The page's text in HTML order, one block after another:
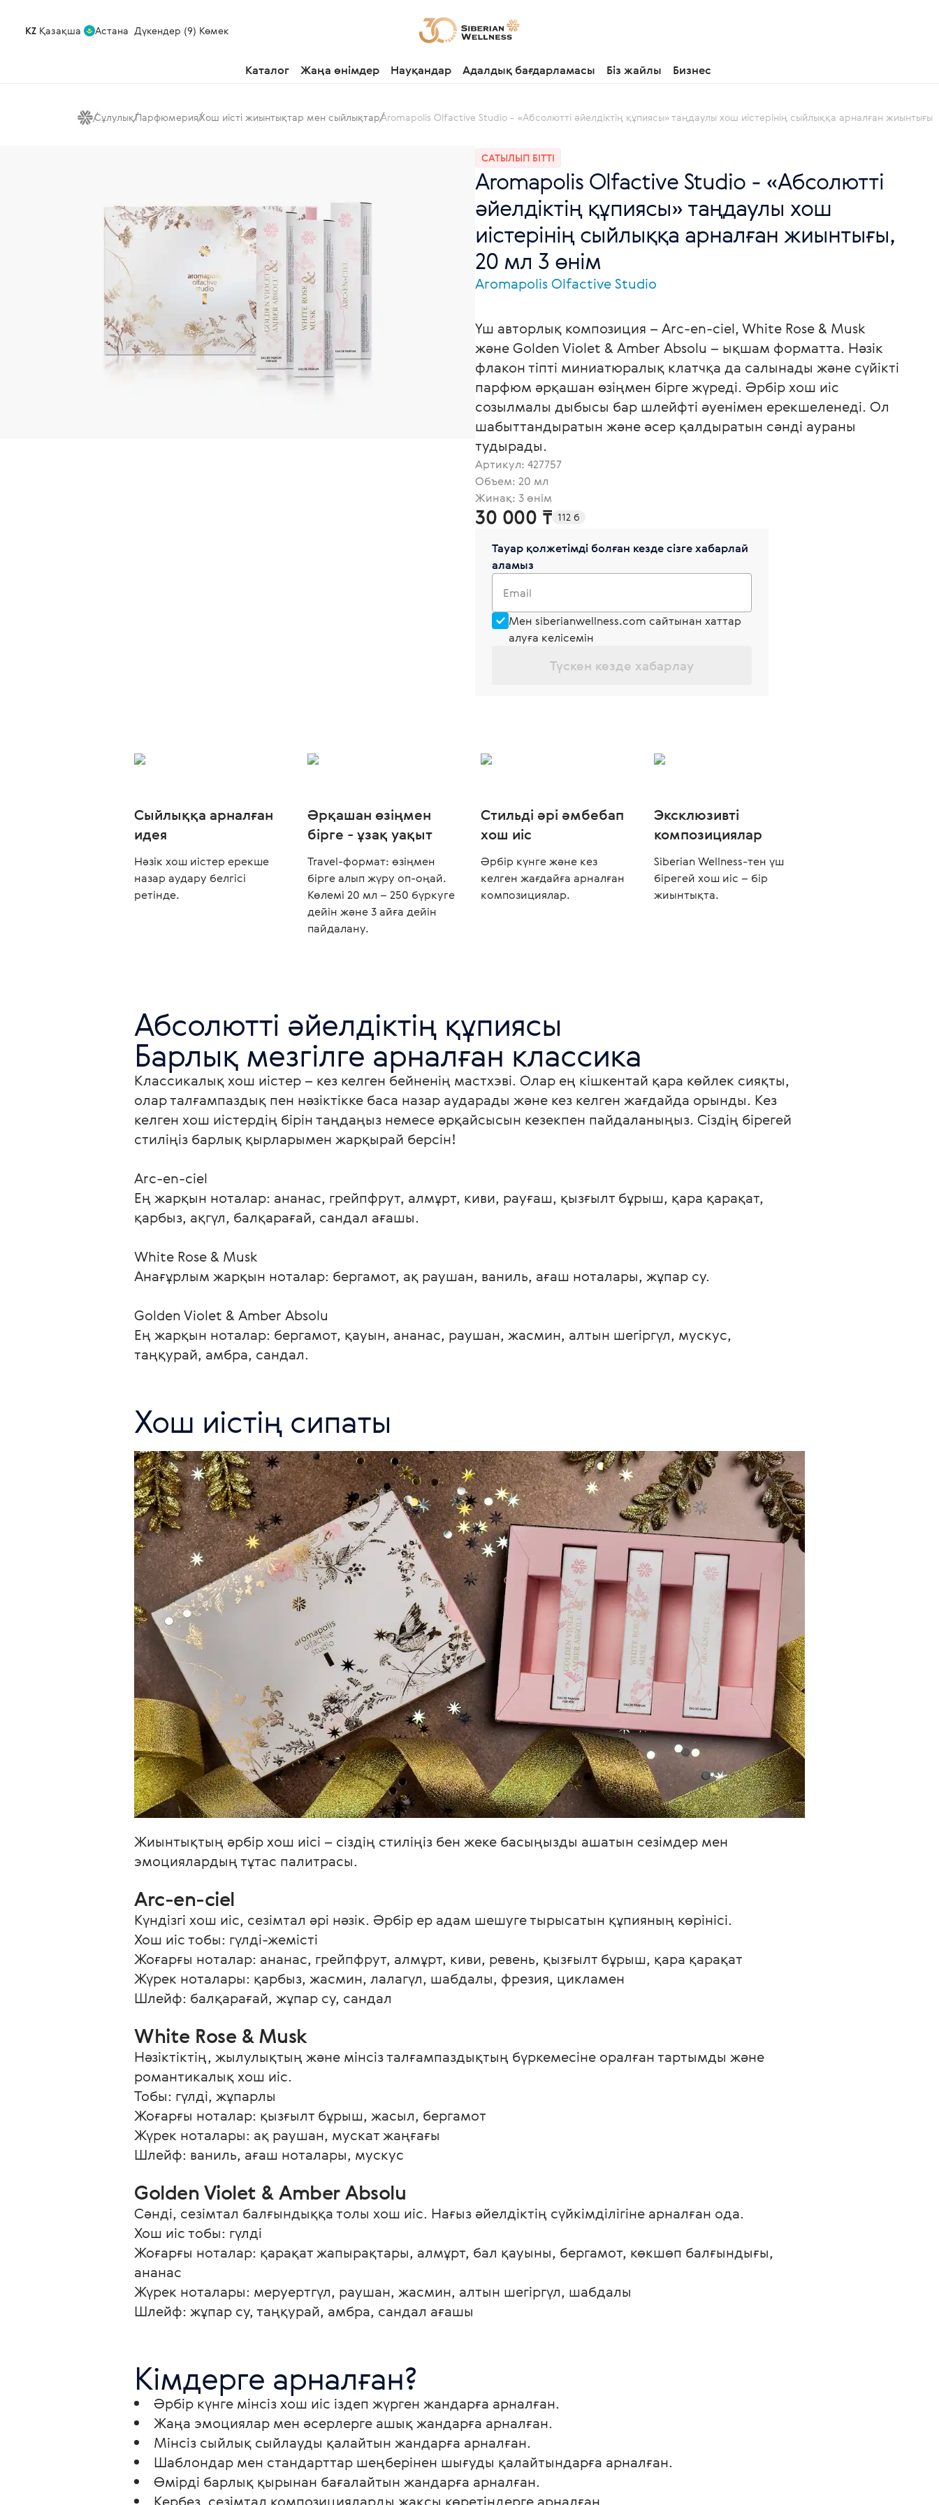
KZ Қазақша Астана Дүкендер (9) Көмек
Каталог Жаңа өнімдер Науқандар Адалдық бағдарламасы Біз жайлы Бизнес
СұлулықПарфюмерияХош иісті жиынтықтар мен сыйлықтарAromapolis Olfactive Studio - «Абсолютті әйелдіктің құпиясы» таңдаулы хош иістерінің сыйлыққа арналған жиынтығы
САТЫЛЫП БІТТІ
Aromapolis Olfactive Studio - «Абсолютті
әйелдіктің құпиясы» таңдаулы хош
иістерінің сыйлыққа арналған жиынтығы,
20 мл 3 өнім
Aromapolis Olfactive Studio
Үш авторлық композиция – Arc-en-ciel, White Rose & Musk
және Golden Violet & Amber Absolu – ықшам форматта. Нәзік
флакон тіпті миниатюралық клатчқа да салынады және сүйікті
парфюм әрқашан өзіңмен бірге жүреді. Әрбір хош иіс
созылмалы дыбысы бар шлейфті әуенімен ерекшеленеді. Ол
шабыттандыратын және әсер қалдыратын сәнді аураны
тудырады.
Артикул: 427757
Объем: 20 мл
Жинақ: 3 өнім
30 000 ₸ 112 б
Тауар қолжетімді болған кезде сізге хабарлай
аламыз
Email
Мен siberianwellness.com сайтынан хаттар
алуға келісемін
Түскен кезде хабарлау
Сыйлыққа арналған
идея
Нәзік хош иістер ерекше
назар аудару белгісі
ретінде.
Әрқашан өзіңмен
бірге - ұзақ уақыт
Travel-формат: өзіңмен
бірге алып жүру оп-оңай.
Көлемі 20 мл – 250 бүркуге
дейін және 3 айға дейін
пайдалану.
Стильді әрі әмбебап
хош иіс
Әрбір күнге және кез
келген жағдайға арналған
композициялар.
Эксклюзивті
композициялар
Siberian Wellness-тен үш
бірегей хош иіс – бір
жиынтықта.
Абсолютті әйелдіктің құпиясы
Барлық мезгілге арналған классика
Классикалық хош иістер – кез келген бейненің мастхэві. Олар ең кішкентай қара көйлек сияқты,
олар талғампаздық пен нәзіктікке баса назар аударады және кез келген жағдайда орынды. Кез
келген хош иістердің бірін таңдаңыз немесе әрқайсысын кезекпен пайдаланыңыз. Сіздің бірегей
стиліңіз барлық қырларымен жарқырай берсін!
Arc-en-ciel
Ең жарқын ноталар: ананас, грейпфрут, алмұрт, киви, рауғаш, қызғылт бұрыш, қара қарақат,
қарбыз, ақгүл, балқарағай, сандал ағашы.
White Rose & Musk
Анағұрлым жарқын ноталар: бергамот, ақ раушан, ваниль, ағаш ноталары, жұпар су.
Golden Violet & Amber Absolu
Ең жарқын ноталар: бергамот, қауын, ананас, раушан, жасмин, алтын шегіргүл, мускус,
таңқурай, амбра, сандал.
Хош иістің сипаты
Жиынтықтың әрбір хош иісі – сіздің стиліңіз бен жеке басыңызды ашатын сезімдер мен
эмоциялардың тұтас палитрасы.
Arc-en-ciel
Күндізгі хош иіс, сезімтал әрі нәзік. Әрбір ер адам шешуге тырысатын құпияның көрінісі.
Хош иіс тобы: гүлді-жемісті
Жоғарғы ноталар: ананас, грейпфрут, алмұрт, киви, ревень, қызғылт бұрыш, қара қарақат
Жүрек ноталары: қарбыз, жасмин, лалагүл, шабдалы, фрезия, цикламен
Шлейф: балқарағай, жұпар су, сандал
White Rose & Musk
Нәзіктіктің, жылулықтың және мінсіз талғампаздықтың бүркемесіне оралған тартымды және
романтикалық хош иіс.
Тобы: гүлді, жұпарлы
Жоғарғы ноталар: қызғылт бұрыш, жасыл, бергамот
Жүрек ноталары: ақ раушан, мускат жаңғағы
Шлейф: ваниль, ағаш ноталары, мускус
Golden Violet & Amber Absolu
Сәнді, сезімтал балғындыққа толы хош иіс. Нағыз әйелдіктің сүйкімділігіне арналған ода.
Хош иіс тобы: гүлді
Жоғарғы ноталар: қарақат жапырақтары, алмұрт, бал қауыны, бергамот, көкшөп балғындығы,
ананас
Жүрек ноталары: меруертгүл, раушан, жасмин, алтын шегіргүл, шабдалы
Шлейф: жұпар су, таңқурай, амбра, сандал ағашы
Кімдерге арналған?
Әрбір күнге мінсіз хош иіс іздеп жүрген жандарға арналған.
Жаңа эмоциялар мен әсерлерге ашық жандарға арналған.
Мінсіз сыйлық сыйлауды қалайтын жандарға арналған.
Шаблондар мен стандарттар шеңберінен шығуды қалайтындарға арналған.
Өмірді барлық қырынан бағалайтын жандарға арналған.
Кербез, сезімтал композицияларды жақсы көретіндерге арналған.